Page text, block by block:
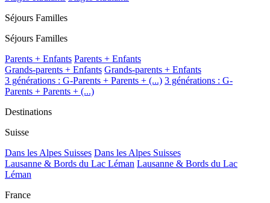
Séjours Familles
Séjours Familles
Parents + Enfants Parents + Enfants
Grands-parents + Enfants Grands-parents + Enfants
3 générations : G-Parents + Parents + (...) 3 générations : G-
Parents + Parents + (...)
Destinations
Suisse
Dans les Alpes Suisses Dans les Alpes Suisses
Lausanne & Bords du Lac Léman Lausanne & Bords du Lac
Léman
France